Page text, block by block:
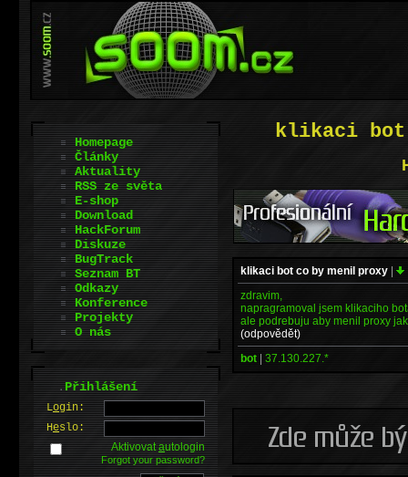
klikaci bot
klikaci bot co by menil proxy |
zdravim,
napragramoval jsem klikaciho
ale podrebuju aby menil proxy
(odpovědět)
bot | 37.130.227.*
Homepage
Články
Aktuality
RSS ze světa
E-shop
Download
HackForum
Diskuze
BugTrack
Seznam BT
Odkazy
Konference
Projekty
O nás
.Přihlášení
Login:
Heslo:
Aktivovatautologin
Forgot your password?